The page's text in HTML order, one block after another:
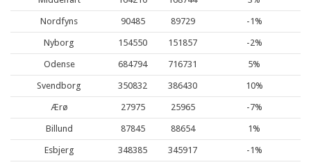
Nordfyns 90485 89729 -1%
Nyborg 154550 151857 -2%
Odense 684794 716731 5%
Svendborg 350832 386430 10%
Ærø 27975 25965 -7%
Billund 87845 88654 1%
Esbjerg 348385 345917 -1%